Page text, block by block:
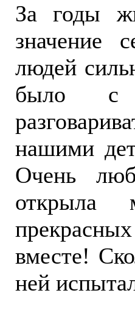
За годы
значение
людей
было с
нашими
Очень
открыла
вместе!
ней